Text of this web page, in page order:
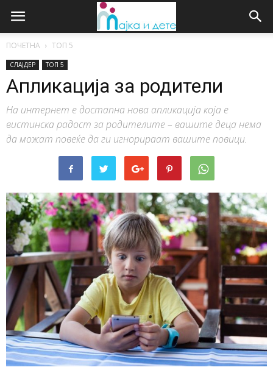
ПОЧЕТНА ТОП 5
СЛАЈДЕР ТОП 5
Апликација за родители
На интернет е достапна нова апликација која е
вистинска радост за родителите – вашите деца нема
да можат повеќе да ги игнорираат вашите повици.